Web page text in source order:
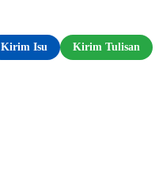
Kirim Isu
Kirim Tulisan